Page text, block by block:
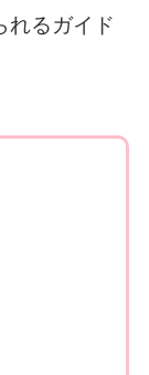
れるガイド